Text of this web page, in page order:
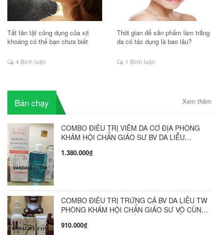
Tất tần tật công dụng của xịt
khoáng có thể bạn chưa biết
4 Bình luận
Thời gian để sản phẩm làm trắng
da có tác dụng là bao lâu?
1 Bình luận
Bán chạy Xem thêm
COMBO ĐIỀU TRỊ VIÊM DA CƠ ĐỊA PHÒNG
KHÁM HỘI CHẨN GIÁO SƯ BV DA LIỄU
GỒM 3 SẢN PHẨM )
1.380.000₫
COMBO ĐIỀU TRỊ TRỨNG CÁ BV DA LIỄU TW
PHÒNG KHÁM HỘI CHẨN GIÁO SƯ VÔ CÙNG
910.000₫